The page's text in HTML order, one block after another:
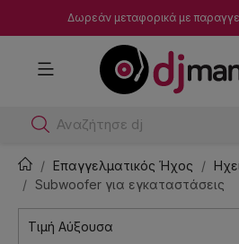
Δωρεάν μεταφορικά με
Αναζήτησε dj μίκτες
Επαγγελματικός Ήχος
Subwoofer για εγκαταστάσεις
Τιμή Αύξουσα